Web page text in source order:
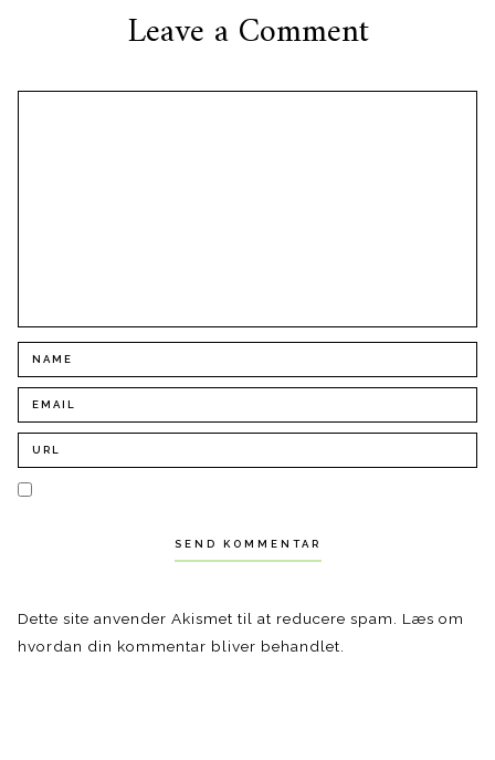
Leave a Comment
Dette site anvender Akismet til at reducere spam. Læs om
hvordan din kommentar bliver behandlet